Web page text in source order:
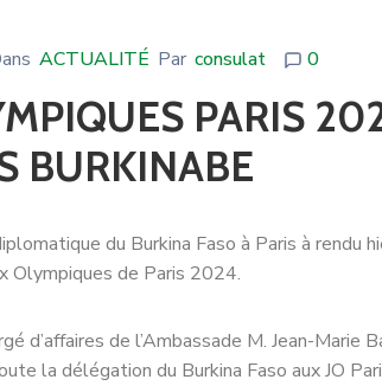
ACTUALITÉ Par consulat 0
PARIS
BURKINABE
du Burkina Faso à Paris à
Olympiques de Paris 2024.
d’affaires de l’Ambassade M. Jean-
la délégation du Burkina Faso aux JO